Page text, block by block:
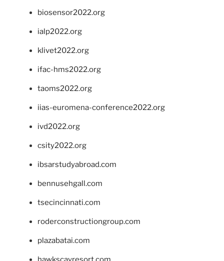
biosensor2022.org
ialp2022.org
klivet2022.org
ifac-hms2022.org
taoms2022.org
iias-euromena-conference2022.org
ivd2022.org
csity2022.org
ibsarstudyabroad.com
bennusehgall.com
tsecincinnati.com
roderconstructiongroup.com
plazabatai.com